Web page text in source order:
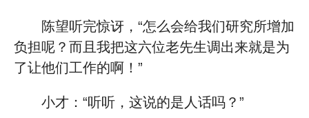
陈望听完惊讶，“怎么会给我们研究所增加
负担呢？而且我把这六位老先生调出来就是为
了让他们工作的啊！”
小才：“听听，这说的是人话吗？”